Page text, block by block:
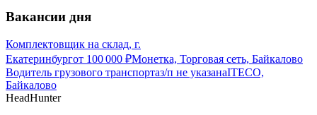
Вакансии дня
Комплектовщик на склад, г.
Екатеринбургот 100 000 ₽Монетка, Торговая сеть, Байкалово
Водитель грузового транспортаз/п не указанаITECO,
Байкалово
HeadHunter